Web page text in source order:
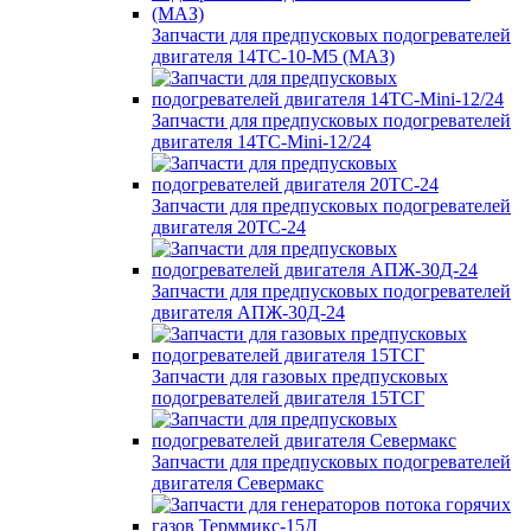
Запчасти для предпусковых подогревателей
двигателя 14ТС-10-М5 (МАЗ)
Запчасти для предпусковых подогревателей
двигателя 14ТС-Mini-12/24
Запчасти для предпусковых подогревателей
двигателя 20ТС-24
Запчасти для предпусковых подогревателей
двигателя АПЖ-30Д-24
Запчасти для газовых предпусковых
подогревателей двигателя 15ТСГ
Запчасти для предпусковых подогревателей
двигателя Севермакс